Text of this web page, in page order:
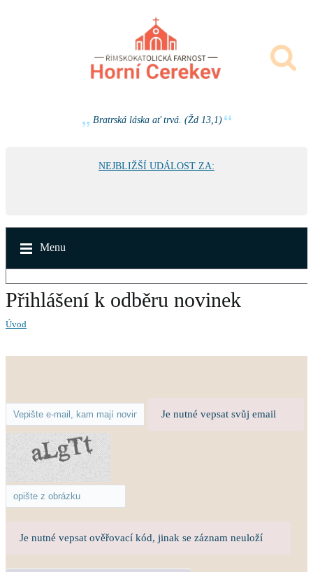
Bratrská láska ať trvá. (Žd 13,1)
NEJBLIŽŠÍ UDÁLOST ZA:
Menu
Přihlášení k odběru novinek
Úvod
Je nutné vepsat svůj email
Je nutné vepsat ověřovací kód, jinak se záznam neuloží